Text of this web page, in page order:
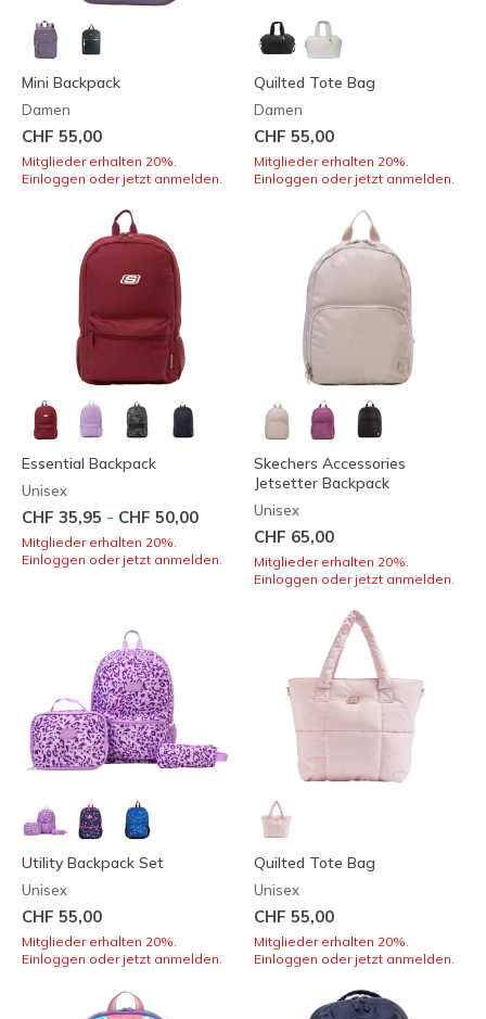
Mini Backpack
Damen
CHF 55,00
Mitglieder erhalten 20%.
Einloggen oder jetzt anmelden.
Quilted Tote Bag
Damen
CHF 55,00
Mitglieder erhalten 20%.
Einloggen oder jetzt anmelden.
Essential Backpack
Unisex
CHF 35,95 - CHF 50,00
Mitglieder erhalten 20%.
Einloggen oder jetzt anmelden.
Skechers Accessories
Jetsetter Backpack
Unisex
CHF 65,00
Mitglieder erhalten 20%.
Einloggen oder jetzt anmelden.
Utility Backpack Set
Unisex
CHF 55,00
Mitglieder erhalten 20%.
Einloggen oder jetzt anmelden.
Quilted Tote Bag
Unisex
CHF 55,00
Mitglieder erhalten 20%.
Einloggen oder jetzt anmelden.